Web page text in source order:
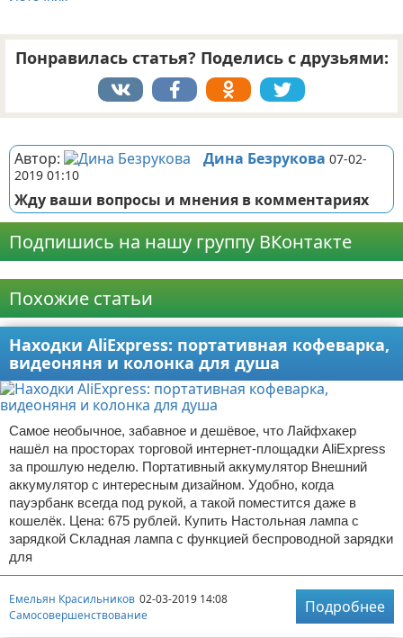
Понравилась статья? Поделись с друзьями:
Автор: Дина Безрукова 07-02-
2019 01:10
Жду ваши вопросы и мнения в комментариях
Подпишись на нашу группу ВКонтакте
Похожие статьи
Находки AliExpress: портативная кофеварка,
видеоняня и колонка для душа
Самое необычное, забавное и дешёвое, что Лайфхакер
нашёл на просторах торговой интернет-площадки AliExpress
за прошлую неделю. Портативный аккумулятор Внешний
аккумулятор с интересным дизайном. Удобно, когда
пауэрбанк всегда под рукой, а такой поместится даже в
кошелёк. Цена: 675 рублей. Купить Настольная лампа с
зарядкой Складная лампа с функцией беспроводной зарядки
для
Емельян Красильников 02-03-2019 14:08
Самосовершенствование
Подробнее